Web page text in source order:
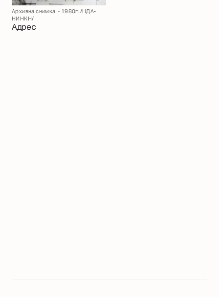
Архивна снимка ~ 1980г. /НДА-
НИНКН/
Адрес